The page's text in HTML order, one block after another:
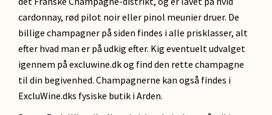
cardonnay, rød pilot noir eller pinol meunier druer. De
billige champagner på siden findes i alle prisklasser, alt
efter hvad man er på udkig efter. Kig eventuelt udvalget
igennem på excluwine.dk og find den rette champagne
til din begivenhed. Champagnerne kan også findes i
ExcluWine.dks fysiske butik i Arden.